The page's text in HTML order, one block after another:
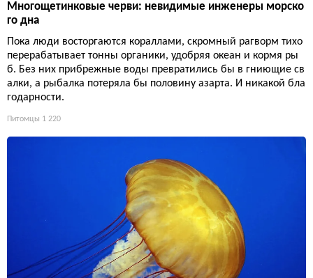
Многощетинковые черви: невидимые инженеры морско
го дна
Пока люди восторгаются кораллами, скромный рагворм тихо
перерабатывает тонны органики, удобряя океан и кормя ры
б. Без них прибрежные воды превратились бы в гниющие св
алки, а рыбалка потеряла бы половину азарта. И никакой бла
годарности.
Питомцы 1 220